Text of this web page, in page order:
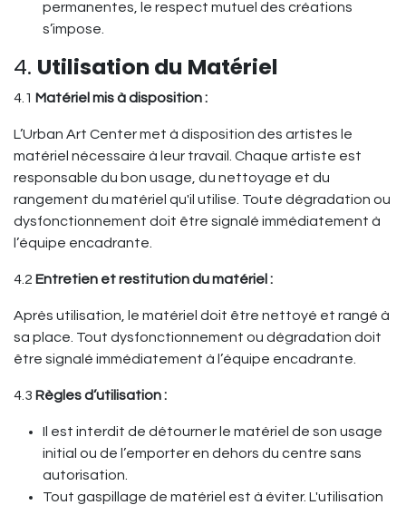
permanentes, le respect mutuel des créations
s’impose.
4. Utilisation du Matériel
4.1 Matériel mis à disposition :
L’Urban Art Center met à disposition des artistes le
matériel nécessaire à leur travail. Chaque artiste est
responsable du bon usage, du nettoyage et du
rangement du matériel qu'il utilise. Toute dégradation ou
dysfonctionnement doit être signalé immédiatement à
l’équipe encadrante.
4.2 Entretien et restitution du matériel :
Après utilisation, le matériel doit être nettoyé et rangé à
sa place. Tout dysfonctionnement ou dégradation doit
être signalé immédiatement à l’équipe encadrante.
4.3 Règles d’utilisation :
Il est interdit de détourner le matériel de son usage
initial ou de l’emporter en dehors du centre sans
autorisation.
Tout gaspillage de matériel est à éviter. L'utilisation